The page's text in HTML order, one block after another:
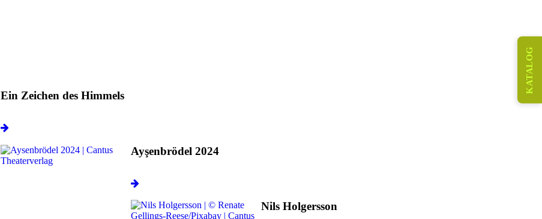
Ein Zeichen des Himmels
Ayşenbrödel 2024
Nils Holgersson
KATALOG